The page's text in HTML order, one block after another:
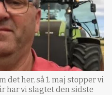
det her, så 1. maj stopper vi
har vi slagtet den sidste